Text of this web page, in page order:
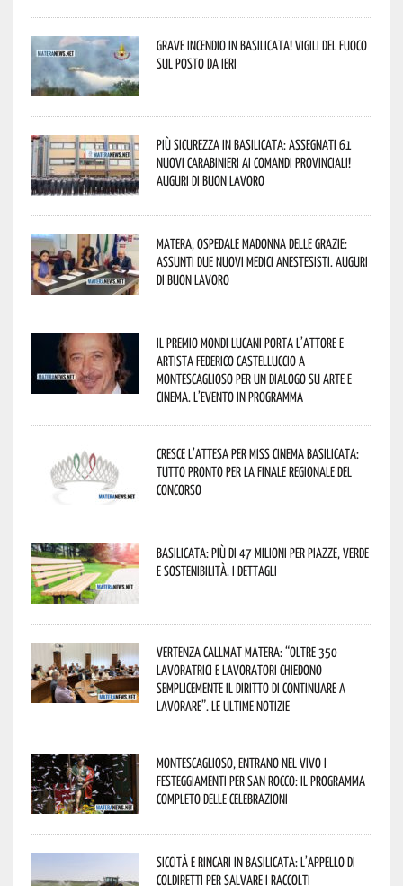
Grave incendio in Basilicata! Vigili del fuoco
sul posto da ieri
Più sicurezza in Basilicata: assegnati 61
nuovi Carabinieri ai Comandi provinciali!
Auguri di buon lavoro
Matera, Ospedale Madonna delle Grazie:
assunti due nuovi medici anestesisti. Auguri
di buon lavoro
Il Premio Mondi Lucani porta l’attore e
artista Federico Castelluccio a
Montescaglioso per un dialogo su arte e
cinema. L’evento in programma
Cresce l’attesa per Miss Cinema Basilicata:
tutto pronto per la finale regionale del
concorso
Basilicata: più di 47 milioni per piazze, verde
e sostenibilità. I dettagli
Vertenza CallMat Matera: “Oltre 350
lavoratrici e lavoratori chiedono
semplicemente il diritto di continuare a
lavorare”. Le ultime notizie
Montescaglioso, entrano nel vivo i
festeggiamenti per San Rocco: il programma
completo delle celebrazioni
Siccità e rincari in Basilicata: l’appello di
Coldiretti per salvare i raccolti